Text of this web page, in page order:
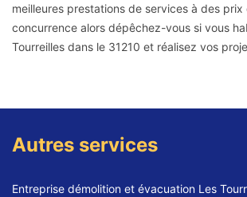
meilleures prestations de services à des
concurrence alors dépêchez-vous si vous
Tourreilles dans le 31210 et réalisez vos
Autres services
Entreprise démolition et évacuation Les